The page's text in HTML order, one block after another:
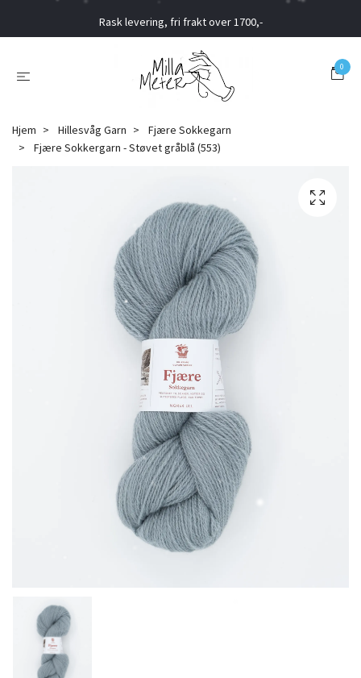
Rask levering, fri frakt over 1700,-
0
Hjem Hillesvåg Garn
Fjære Sokkegarn
Fjære Sokkergarn - Støvet gråblå (553)